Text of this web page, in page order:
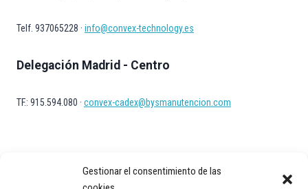
Gestionar el consentimiento de las
Telf. 937065228 · info@convex-technology.es
Delegación Madrid - Centro
TF.: 915.594.080 · convex-cadex@bysmanutencion.com